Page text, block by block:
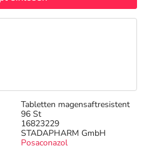
Tabletten magensaftresistent
96 St
16823229
STADAPHARM GmbH
Posaconazol